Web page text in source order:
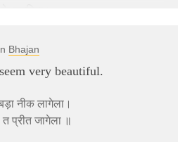
Amazon Global
Amazon India
जुड़ाईल।
मुरतिया ।।
Bhajan
very beautiful.
नीक लागेला।
प्रीत जागेला ॥